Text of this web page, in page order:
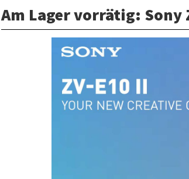
Am Lager vorrätig: Sony